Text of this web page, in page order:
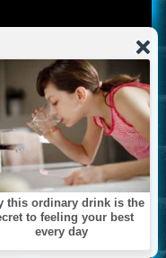
>>
>>
SZO VA
6 7
13 14